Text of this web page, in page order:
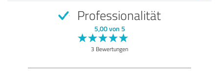
Professionalität
5,00 von 5
3 Bewertungen